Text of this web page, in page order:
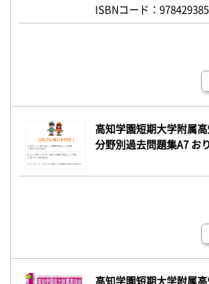
ISBNコード：
高知学園短期大学附属
分野別過去問題集A7 お
高知学園短期大学附属